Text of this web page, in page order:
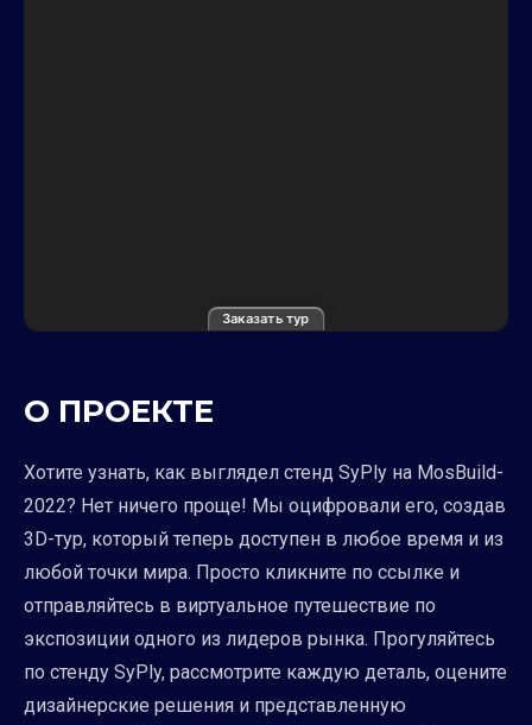
Заказать тур
О ПРОЕКТЕ
Хотите узнать, как выглядел стенд SyPly на MosBuild-
2022? Нет ничего проще! Мы оцифровали его, создав
3D-тур, который теперь доступен в любое время и из
любой точки мира. Просто кликните по ссылке и
отправляйтесь в виртуальное путешествие по
экспозиции одного из лидеров рынка. Прогуляйтесь
по стенду SyPly, рассмотрите каждую деталь, оцените
дизайнерские решения и представленную